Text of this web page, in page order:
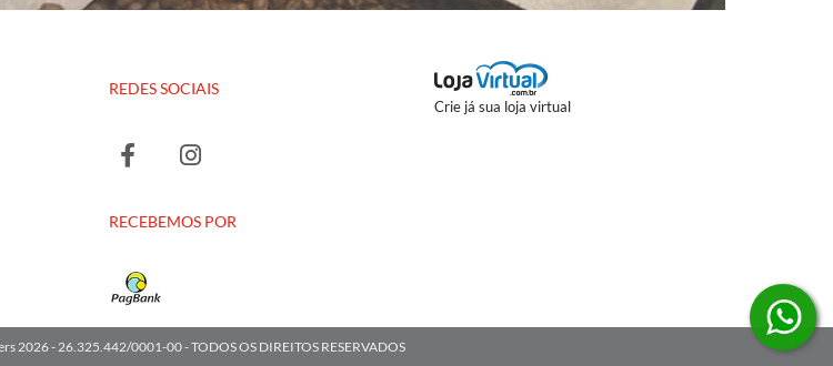
REDES SOCIAIS
RECEBEMOS POR
Crie já sua loja virtual
2026 - 26.325.442/0001-00 - TODOS OS DIREITOS RESERVADOS